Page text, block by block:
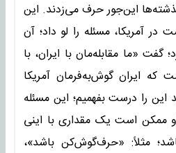
این‌جور حرف می‌زدند. این
در آمریکا، مسئله را لو داد؛ آن
«ما مقابله‌مان با ایران، با
که ایران گوش‌به‌فرمان آمریکا
این را درست بفهمیم؛ این مسئله
ممکن است یک مقداری با اینی
مثلاً: «حرف‌گوش‌کن باشد»،